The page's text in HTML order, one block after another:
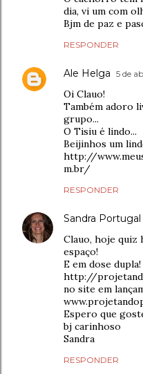
dia, vi um com
Bjm de paz e
RESPONDER
Ale Helga 5 de
Oi Clauo!
Também adoro
grupo...
O Tisiu é lindo...
Beijinhos um
http://
m.br/
RESPONDER
Sandra Portugal
Clauo, hoje quiz
espaço!
E em dose dupla!
http://
no site em
Espero que
bj carinhoso
Sandra
RESPONDER